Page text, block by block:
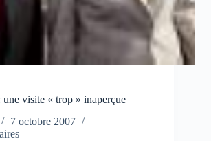
une visite « trop » inaperçue
7 octobre 2007